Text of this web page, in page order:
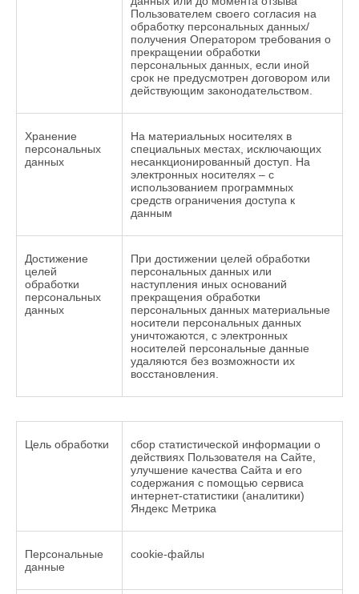
Пользователем своего согласия на
обработку персональных данных/
получения Оператором требования о
прекращении обработки
персональных данных, если иной
срок не предусмотрен договором или
действующим законодательством.
Хранение
персональных
данных
На материальных носителях в
специальных местах, исключающих
несанкционированный доступ. На
электронных носителях – с
использованием программных
средств ограничения доступа к
данным
Достижение
целей
обработки
персональных
данных
При достижении целей обработки
персональных данных или
наступления иных оснований
прекращения обработки
персональных данных материальные
носители персональных данных
уничтожаются, с электронных
носителей персональные данные
удаляются без возможности их
восстановления.
Цель обработки
сбор статистической информации о
действиях Пользователя на Сайте,
улучшение качества Сайта и его
содержания с помощью сервиса
интернет-статистики (аналитики)
Яндекс Метрика
Персональные
данные
cookie-файлы